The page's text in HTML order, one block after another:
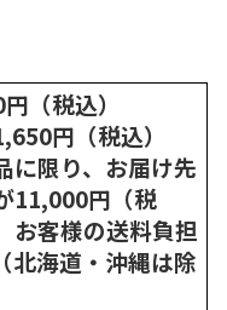
（税込）
円（税込）
に限り、お届け先
11,000円（税
お客様の送料負担
北海道・沖縄は除